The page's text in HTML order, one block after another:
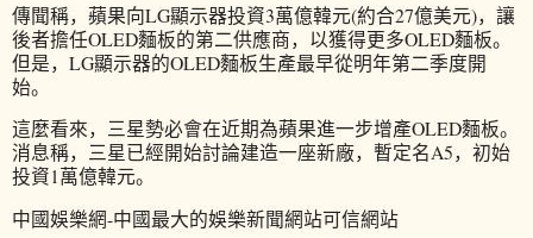
傳聞稱，蘋果向LG顯示器投資3萬億韓元(約合27億美元)，讓
後者擔任OLED麵板的第二供應商，以獲得更多OLED麵板。
但是，LG顯示器的OLED麵板生產最早從明年第二季度開
始。
這麼看來，三星勢必會在近期為蘋果進一步增產OLED麵板。
消息稱，三星已經開始討論建造一座新廠，暫定名A5，初始
投資1萬億韓元。
中國娛樂網-中國最大的娛樂新聞網站可信網站